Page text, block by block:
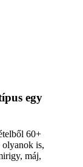
egy
60+
is,
máj,